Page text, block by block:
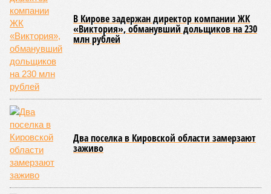
В Кирове задержан директор компании ЖК
«Виктория», обманувший дольщиков на 230
млн рублей
Два поселка в Кировской области замерзают
заживо